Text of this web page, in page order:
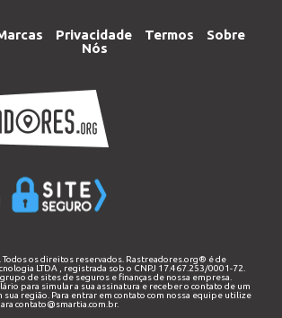
Privacidade Termos
Sobre
Nós
os direitos reservados. Rastreadores.org® é de
LTDA
, registrada sob o CNPJ 17.467.253/0001-72.
de sites de seguros e finanças de nossa empresa.
para simular a sua assinatura e receber o contato de um
sua região. Para entrar em contato com nossa equipe utilize
contato@smartia.com.br.